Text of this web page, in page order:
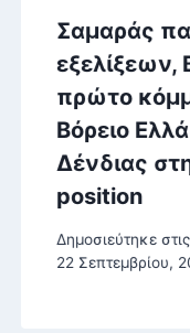
Σαμαράς
εξελίξεων,
πρώτο
Βόρειο
Δένδιας
position
Δημοσιεύτηκε στις
22 Σεπτεμβρίου,